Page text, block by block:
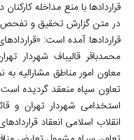
قراردادها با منع مداخله
در متن گزارش تحقیق و تفحص
محمدباقر قالیباف شهردار
معاون امور مناطق مشارالیه به
تعاون سپاه منعقد گردیده
استخدامی شهردار تهران و
انقلاب اسلامی انعقاد